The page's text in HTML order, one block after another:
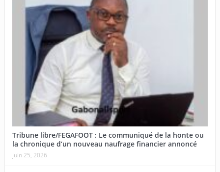
Tribune libre/FEGAFOOT : Le communiqué de la honte ou
la chronique d’un nouveau naufrage financier annoncé
juin 25, 2026